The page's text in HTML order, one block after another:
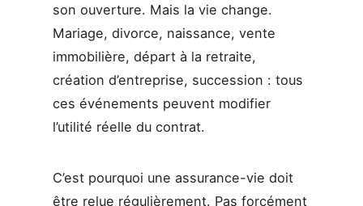
son ouverture. Mais la vie change.
Mariage, divorce, naissance, vente
immobilière, départ à la retraite,
création d’entreprise, succession : tous
ces événements peuvent modifier
l’utilité réelle du contrat.
C’est pourquoi une assurance-vie doit
être relue régulièrement. Pas forcément